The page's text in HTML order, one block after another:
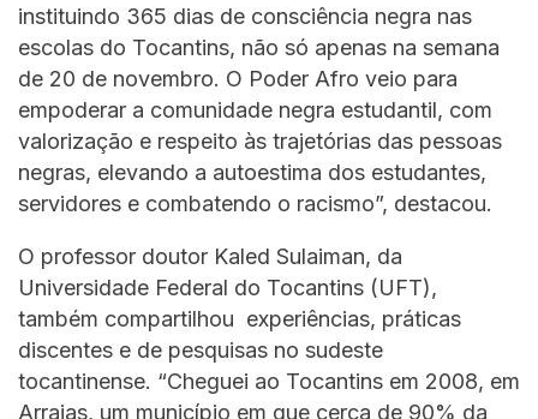
instituindo 365 dias de consciência negra nas
escolas do Tocantins, não só apenas na semana
de 20 de novembro. O Poder Afro veio para
empoderar a comunidade negra estudantil, com
valorização e respeito às trajetórias das pessoas
negras, elevando a autoestima dos estudantes,
servidores e combatendo o racismo”, destacou.
O professor doutor Kaled Sulaiman, da
Universidade Federal do Tocantins (UFT),
também compartilhou experiências, práticas
discentes e de pesquisas no sudeste
tocantinense. “Cheguei ao Tocantins em 2008, em
Arraias, um município em que cerca de 90% da